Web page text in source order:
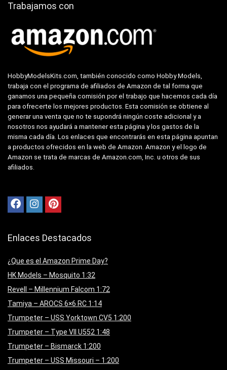
Trabajamos con
HobbyModelsKits.com, también conocido como Hobby Models,
trabaja con el programa de afiliados de Amazon de tal forma que
ganamos una pequeña comisión por el trabajo que hacemos cada día
para ofrecerte los mejores productos. Esta comisión se obtiene al
generar una venta que no te supondrá ningún coste adicional y a
nosotros nos ayudará a mantener esta página y los gastos de la
misma cada día. Los enlaces que encontrarás en esta página apuntan
a productos ofrecidos en la web de Amazon. Amazon y el logo de
Amazon se trata de marcas de Amazon.com, Inc. u otros de sus
afiliados.
Enlaces Destacados
¿Que es el Amazon Prime Day?
HK Models – Mosquito 1:32
Revell – Millennium Falcom 1:72
Tamiya – AROCS 6×6 RC 1:14
Trumpeter – USS Yorktown CV5 1:200
Trumpeter – Type VII U552 1:48
Trumpeter – Bismarck 1:200
Trumpeter – USS Missouri – 1:200